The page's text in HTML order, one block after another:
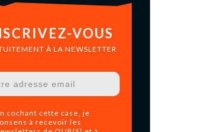
VOUS
À LA NEWSLETTER
cochant cette case, je
à recevoir les